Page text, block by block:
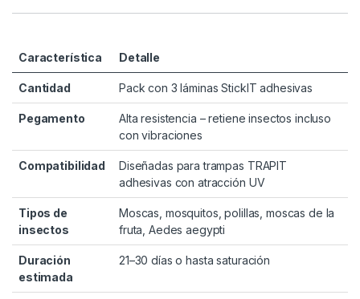
Característica Detalle
Cantidad Pack con 3 láminas StickIT adhesivas
Pegamento
Alta resistencia – retiene insectos incluso
con vibraciones
Compatibilidad
Diseñadas para trampas TRAPIT
adhesivas con atracción UV
Tipos de
insectos
Moscas, mosquitos, polillas, moscas de la
fruta, Aedes aegypti
Duración
estimada
21–30 días o hasta saturación